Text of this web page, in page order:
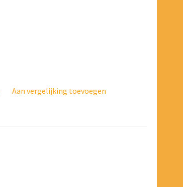
Aan vergelijking toevoegen